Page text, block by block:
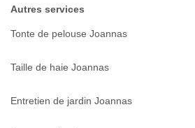
Autres services
Tonte de pelouse Joannas
Taille de haie Joannas
Entretien de jardin Joannas